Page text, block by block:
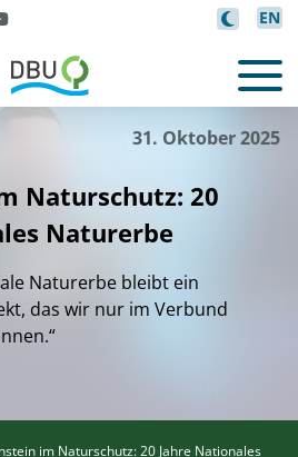
EN
©
Ch
ri
s
t
ophe Ga
teau
/B
MUKN
31. Oktober 2025
Naturschutz: 20
Naturerbe
Naturerbe bleibt ein
das wir nur im Verbund
im Naturschutz: 20 Jahre Nationales